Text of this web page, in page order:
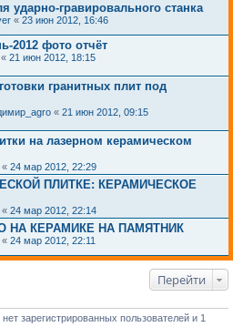
ударно-гравировального станка
« 23 июн 2012, 16:46
2012 фото отчёт
« 21 июн 2012, 18:15
гранитных плит под
« 21 июн 2012, 09:15
на лазерном керамическом
« 24 мар 2012, 22:29
ПЛИТКЕ: КЕРАМИЧЕСКОЕ
« 24 мар 2012, 22:14
НА КЕРАМИКЕ НА ПАМЯТНИК
« 24 мар 2012, 22:11
Перейти
зарегистрированных пользователей и 1